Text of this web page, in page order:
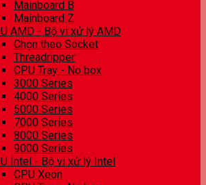
Mainboard B
Mainboard Z
AMD - Bộ vi xử lý AMD
Chọn theo Socket
Threadripper
CPU Tray - No box
3000 Series
4000 Series
5000 Series
7000 Series
8000 Series
9000 Series
Intel - Bộ vi xử lý Intel
CPU Xeon